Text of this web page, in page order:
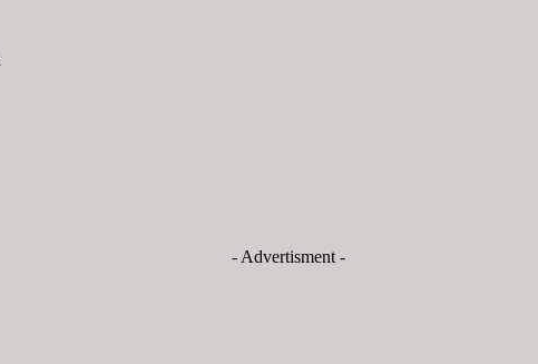
- Advertisment -